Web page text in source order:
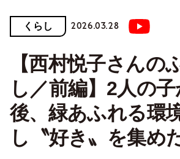
くらし 2026.03.28
【西村悦子さんの
し／前編】2人の
後、緑あふれる環
し〝好き〟を集め